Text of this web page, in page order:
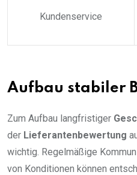
Kundenservice
Aufbau stabiler
Zum Aufbau langfristiger
der Lieferantenbewertung
wichtig. Regelmäßige
von Konditionen können